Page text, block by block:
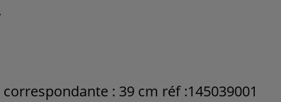
: 39 cm réf :145039001